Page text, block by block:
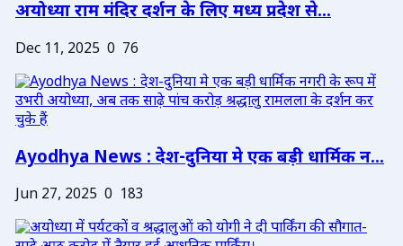
अयोध्या राम मंदिर दर्शन के लिए मध्य प्रदेश से...
Dec 11, 2025 0 76
Ayodhya News : देश-दुनिया मे एक बड़ी धार्मिक न...
Jun 27, 2025 0 183